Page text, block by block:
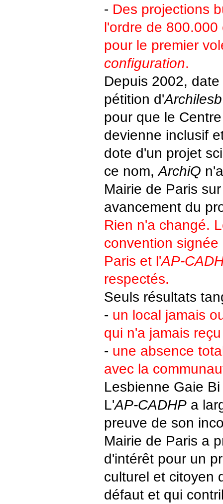
- Des projections
l'ordre de
pour le premier
configuration.
Depuis 2002,
pétition d'
pour que le
devienne inclusif
dote d'un projet
ce nom,ArchiQ
Mairie de Paris
avancement du
Rien n'a changé.
convention
Paris et l'AP-
respectés.
Seuls résultats
- un local jamais
qui n'a jamais
- une absence
avec la
Lesbienne Gaie
L'AP-CADHPa
preuve de son
Mairie de Paris a
d'intérêt pour un
culturel et citoyen
défaut et qui